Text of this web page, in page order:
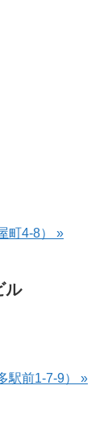
町4-8） »
ル
駅前1-7-9） »